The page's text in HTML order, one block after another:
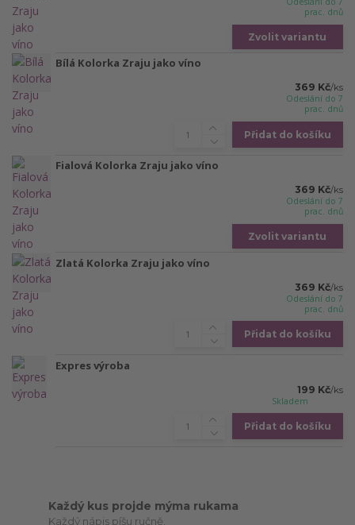
prac. dnů
Zvolit variantu
Bílá Kolorka Zraju jako víno
369 Kč/ks
Odeslání do 7
prac. dnů
Přidat do košíku
Fialová Kolorka Zraju jako víno
369 Kč/ks
Odeslání do 7
prac. dnů
Zvolit variantu
Zlatá Kolorka Zraju jako víno
369 Kč/ks
Odeslání do 7
prac. dnů
Přidat do košíku
Expres výroba
199 Kč/ks
Skladem
Přidat do košíku
Každý kus projde mýma rukama
Každý nápis píšu ručně.